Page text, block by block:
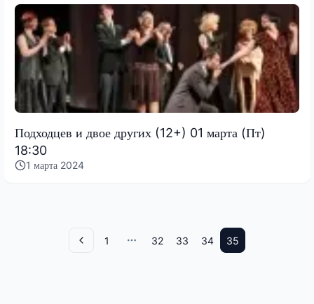
Подходцев и двое других (12+) 01 марта (Пт)
18:30
1 марта 2024
Назад 1 More pages
32 33 34 35